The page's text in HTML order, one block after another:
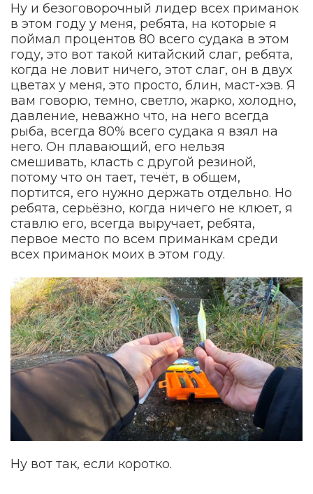
Ну и безоговорочный лидер всех приманок
в этом году у меня, ребята, на которые я
поймал процентов 80 всего судака в этом
году, это вот такой китайский слаг, ребята,
когда не ловит ничего, этот слаг, он в двух
цветах у меня, это просто, блин, маст-хэв. Я
вам говорю, темно, светло, жарко, холодно,
давление, неважно что, на него всегда
рыба, всегда 80% всего судака я взял на
него. Он плавающий, его нельзя
смешивать, класть с другой резиной,
потому что он тает, течёт, в общем,
портится, его нужно держать отдельно. Но
ребята, серьёзно, когда ничего не клюет, я
ставлю его, всегда выручает, ребята,
первое место по всем приманкам среди
всех приманок моих в этом году.
Ну вот так, если коротко.